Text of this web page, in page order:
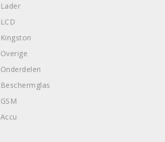
Lader
LCD
Kingston
Overige
Onderdelen
Beschermglas
GSM
Accu